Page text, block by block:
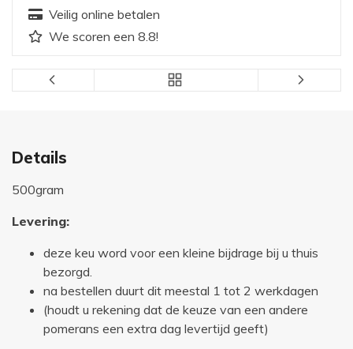
Veilig online betalen
We scoren een 8.8!
Details
500gram
Levering:
deze keu word voor een kleine bijdrage bij u thuis
bezorgd.
na bestellen duurt dit meestal 1 tot 2 werkdagen
(houdt u rekening dat de keuze van een andere
pomerans een extra dag levertijd geeft)